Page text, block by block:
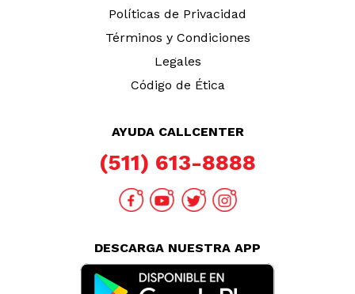
Políticas de Privacidad
Términos y Condiciones
Legales
Código de Ética
AYUDA CALLCENTER
(511) 613-8888
DESCARGA NUESTRA APP